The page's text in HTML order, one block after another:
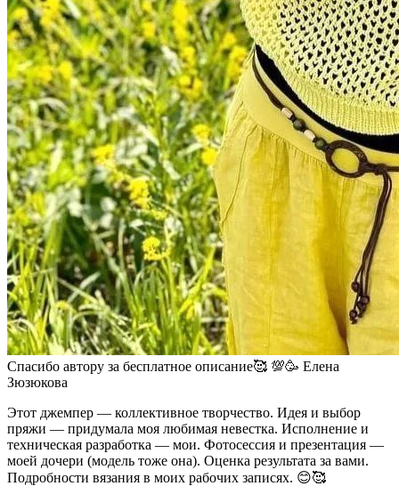
Спасибо автору за бесплатное описание🥰 💯🥳 Елена
Зюзюкова
Этот джемпер — коллективное творчество. Идея и выбор
пряжи — придумала моя любимая невестка. Исполнение и
техническая разработка — мои. Фотосессия и презентация —
моей дочери (модель тоже она). Оценка результата за вами.
Подробности вязания в моих рабочих записях. 😊🥰